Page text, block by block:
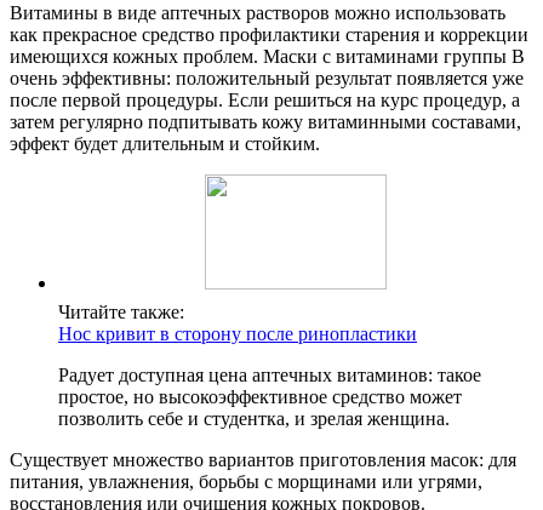
Витамины в виде аптечных растворов можно использовать
как прекрасное средство профилактики старения и коррекции
имеющихся кожных проблем. Маски с витаминами группы В
очень эффективны: положительный результат появляется уже
после первой процедуры. Если решиться на курс процедур, а
затем регулярно подпитывать кожу витаминными составами,
эффект будет длительным и стойким.
Читайте также:
Нос кривит в сторону после ринопластики
Радует доступная цена аптечных витаминов: такое
простое, но высокоэффективное средство может
позволить себе и студентка, и зрелая женщина.
Существует множество вариантов приготовления масок: для
питания, увлажнения, борьбы с морщинами или угрями,
восстановления или очищения кожных покровов.